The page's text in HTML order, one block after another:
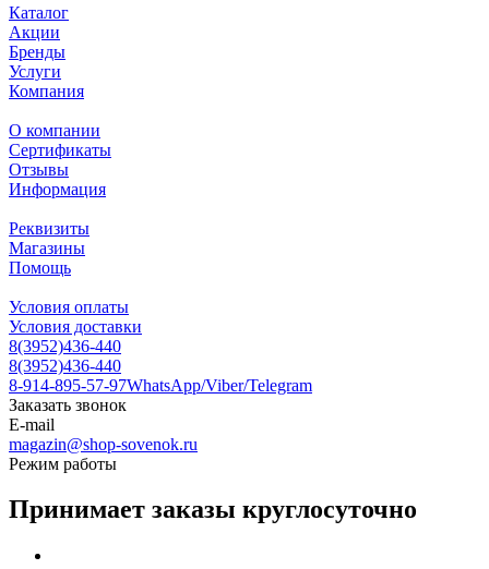
Каталог
Акции
Бренды
Услуги
Компания
О компании
Сертификаты
Отзывы
Информация
Реквизиты
Магазины
Помощь
Условия оплаты
Условия доставки
8(3952)436-440
8(3952)436-440
8-914-895-57-97WhatsApp/Viber/Telegram
Заказать звонок
E-mail
magazin@shop-sovenok.ru
Режим работы
Принимает заказы круглосуточно